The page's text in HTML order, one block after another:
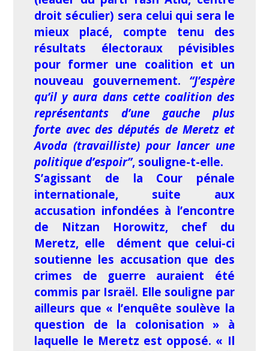
droit séculier) sera celui qui sera le
mieux placé, compte tenu des
résultats électoraux pévisibles
pour former une coalition et un
nouveau gouvernement. “J’espère
qu’il y aura dans cette coalition des
représentants d’une gauche plus
forte avec des députés de Meretz et
Avoda (travailliste) pour lancer une
politique d’espoir”, souligne-t-elle.
S’agissant de la Cour pénale
internationale, suite aux
accusation infondées à l’encontre
de Nitzan Horowitz, chef du
Meretz, elle dément que celui-ci
soutienne les accusation que des
crimes de guerre auraient été
commis par Israël. Elle souligne par
ailleurs que « l’enquête soulève la
question de la colonisation » à
laquelle le Meretz est opposé. « Il